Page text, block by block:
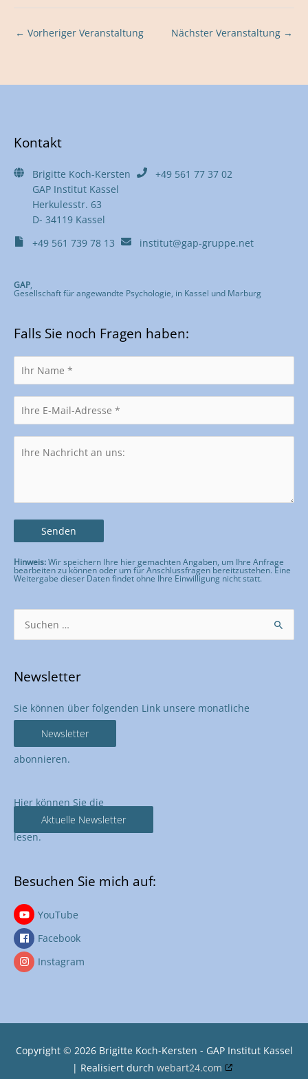
← Vorheriger Veranstaltung Nächster Veranstaltung →
Kontakt
Brigitte Koch-Kersten
GAP Institut Kassel
Herkulesstr. 63
D- 34119 Kassel
+49 561 77 37 02
+49 561 739 78 13 institut@gap-gruppe.net
GAP,
Gesellschaft für angewandte Psychologie, in Kassel und Marburg
Falls Sie noch Fragen haben:
Hinweis:Wir speichern Ihre hier gemachten Angaben, um Ihre Anfrage
bearbeiten zu können oder um für Anschlussfragen bereitzustehen. Eine
Weitergabe dieser Daten findet ohne Ihre Einwilligung nicht statt.
Bitte lasse dieses Feld leer.
Newsletter
Sie können über folgenden Link unsere monatliche
Newsletter
abonnieren.
Hier können Sie die
Aktuelle Newsletter
lesen.
Besuchen Sie mich auf:
YouTube
Facebook
Instagram
Copyright © 2026 Brigitte Koch-Kersten - GAP Institut Kassel
| Realisiert durch webart24.com